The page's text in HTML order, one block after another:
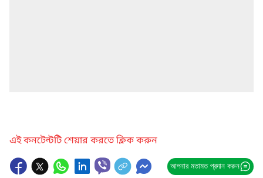
এই কনটেন্টটি শেয়ার করতে ক্লিক করুন
আপনার মতামত প্রদান করুন